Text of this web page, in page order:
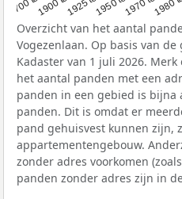
Overzicht van het aantal
Vogezenlaan. Op basis van
Kadaster van 1 juli 2026.
het aantal panden met een
panden in een gebied is
panden. Dit is omdat er
pand gehuisvest kunnen zijn,
appartementengebouw.
zonder adres voorkomen
panden zonder adres zijn in